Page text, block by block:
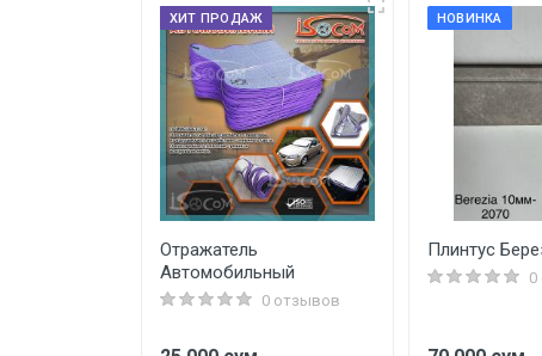
ХИТ ПРОДАЖ
Отражатель
Автомобильный
0 отзывов
НОВИНКА
Плинтус
0